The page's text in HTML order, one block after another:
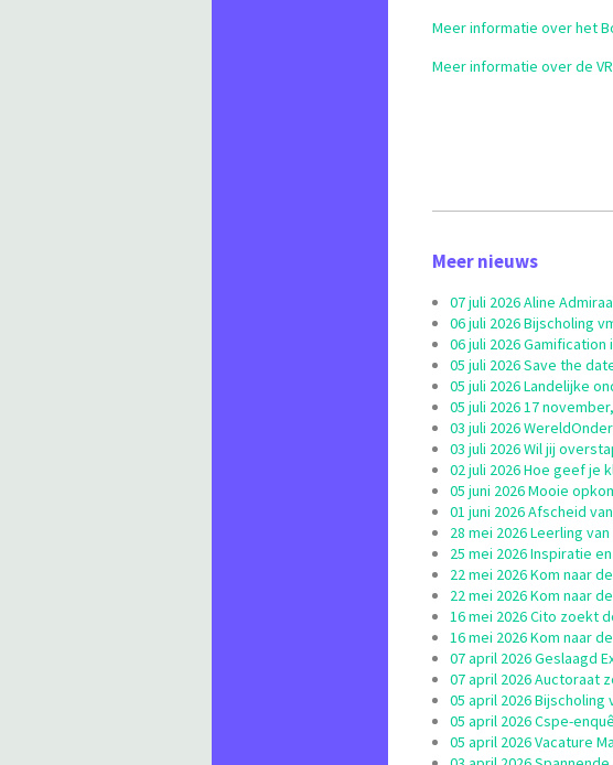
Meer informatie over het
Meer informatie over de
Meer nieuws
07 juli 2026 Aline
06 juli 2026 Bijscholing
06 juli 2026
05 juli 2026 Save the
05 juli 2026 Landelijke
05 juli 2026 17
03 juli 2026
03 juli 2026 Wil jij
02 juli 2026 Hoe geef je
05 juni 2026 Mooie
01 juni 2026 Afscheid
28 mei 2026 Leerling
25 mei 2026 Inspiratie
22 mei 2026 Kom naar
22 mei 2026 Kom naar
16 mei 2026 Cito zoekt
16 mei 2026 Kom naar
07 april 2026 Geslaagd
07 april 2026 Auctoraat
05 april 2026 Bijscholing
05 april 2026 Cspe-
05 april 2026 Vacature